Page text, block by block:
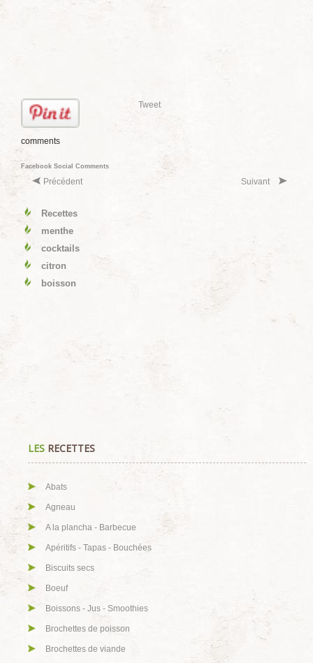
Tweet
comments
Facebook Social Comments
Précédent Suivant
Recettes
menthe
cocktails
citron
boisson
LES RECETTES
Abats
Agneau
A la plancha - Barbecue
Apéritifs - Tapas - Bouchées
Biscuits secs
Boeuf
Boissons - Jus - Smoothies
Brochettes de poisson
Brochettes de viande